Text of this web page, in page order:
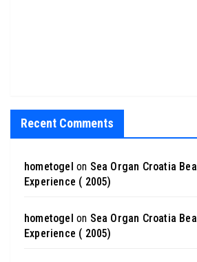
Recent Comments
hometogel on Sea Organ Croatia
Experience ( 2005)
hometogel on Sea Organ Croatia
Experience ( 2005)